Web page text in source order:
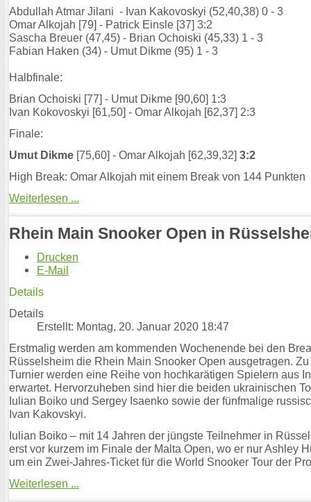
Abdullah Atmar Jilani - Ivan Kakovoskyi (52,40,38) 0 - 3
Omar Alkojah [79] - Patrick Einsle [37] 3:2
Sascha Breuer (47,45) - Brian Ochoiski (45,33) 1 - 3
Fabian Haken (34) - Umut Dikme (95) 1 - 3
Halbfinale:
Brian Ochoiski [77] - Umut Dikme [90,60] 1:3
Ivan Kokovoskyi [61,50] - Omar Alkojah [62,37] 2:3
Finale:
Umut Dikme [75,60] - Omar Alkojah [62,39,32] 3:2
High Break: Omar Alkojah mit einem Break von 144 Punkten
Weiterlesen ...
Rhein Main Snooker Open in
Drucken
E-Mail
Details
Details
Erstellt: Montag, 20. Januar 2020 18:47
Erstmalig werden am kommenden Wochenende bei den
Rüsselsheim die Rhein Main Snooker Open ausgetragen.
Turnier werden eine Reihe von hochkarätigen Spielern aus
erwartet. Hervorzuheben sind hier die beiden ukrainischen
Iulian Boiko und Sergey Isaenko sowie der fünfmalige
Ivan Kakovskyi.
Iulian Boiko – mit 14 Jahren der jüngste Teilnehmer in
erst vor kurzem im Finale der Malta Open, wo er nur Ashley
um ein Zwei-Jahres-Ticket für die World Snooker Tour der
Weiterlesen ...